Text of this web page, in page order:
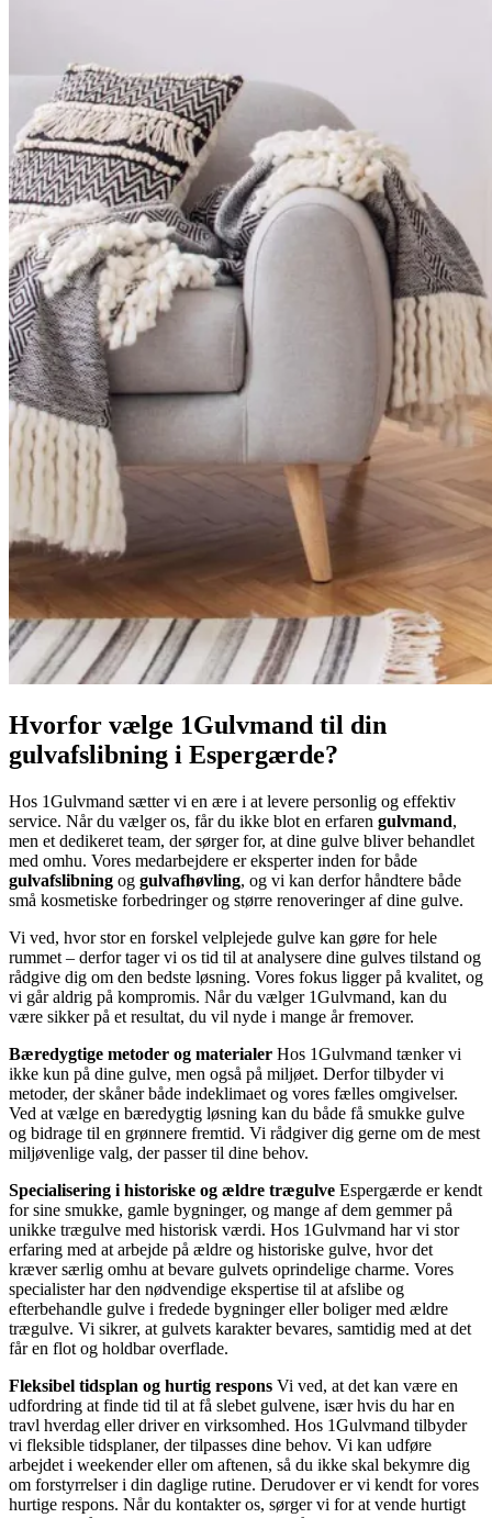
Hvorfor vælge 1Gulvmand til din
gulvafslibning i Espergærde?
Hos 1Gulvmand sætter vi en ære i at levere personlig og effektiv
service. Når du vælger os, får du ikke blot en erfaren gulvmand,
men et dedikeret team, der sørger for, at dine gulve bliver behandlet
med omhu. Vores medarbejdere er eksperter inden for både
gulvafslibning og gulvafhøvling, og vi kan derfor håndtere både
små kosmetiske forbedringer og større renoveringer af dine gulve.
Vi ved, hvor stor en forskel velplejede gulve kan gøre for hele
rummet – derfor tager vi os tid til at analysere dine gulves tilstand og
rådgive dig om den bedste løsning. Vores fokus ligger på kvalitet, og
vi går aldrig på kompromis. Når du vælger 1Gulvmand, kan du
være sikker på et resultat, du vil nyde i mange år fremover.
Bæredygtige metoder og materialer Hos 1Gulvmand tænker vi
ikke kun på dine gulve, men også på miljøet. Derfor tilbyder vi
metoder, der skåner både indeklimaet og vores fælles omgivelser.
Ved at vælge en bæredygtig løsning kan du både få smukke gulve
og bidrage til en grønnere fremtid. Vi rådgiver dig gerne om de mest
miljøvenlige valg, der passer til dine behov.
Specialisering i historiske og ældre trægulve Espergærde er kendt
for sine smukke, gamle bygninger, og mange af dem gemmer på
unikke trægulve med historisk værdi. Hos 1Gulvmand har vi stor
erfaring med at arbejde på ældre og historiske gulve, hvor det
kræver særlig omhu at bevare gulvets oprindelige charme. Vores
specialister har den nødvendige ekspertise til at afslibe og
efterbehandle gulve i fredede bygninger eller boliger med ældre
trægulve. Vi sikrer, at gulvets karakter bevares, samtidig med at det
får en flot og holdbar overflade.
Fleksibel tidsplan og hurtig respons Vi ved, at det kan være en
udfordring at finde tid til at få slebet gulvene, især hvis du har en
travl hverdag eller driver en virksomhed. Hos 1Gulvmand tilbyder
vi fleksible tidsplaner, der tilpasses dine behov. Vi kan udføre
arbejdet i weekender eller om aftenen, så du ikke skal bekymre dig
om forstyrrelser i din daglige rutine. Derudover er vi kendt for vores
hurtige respons. Når du kontakter os, sørger vi for at vende hurtigt